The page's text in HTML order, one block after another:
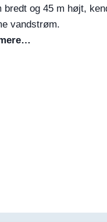
bredt og 45 m højt,
vandstrøm.